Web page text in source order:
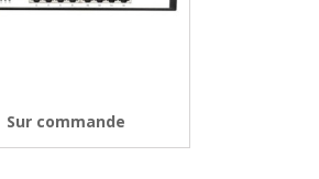
Sur commande